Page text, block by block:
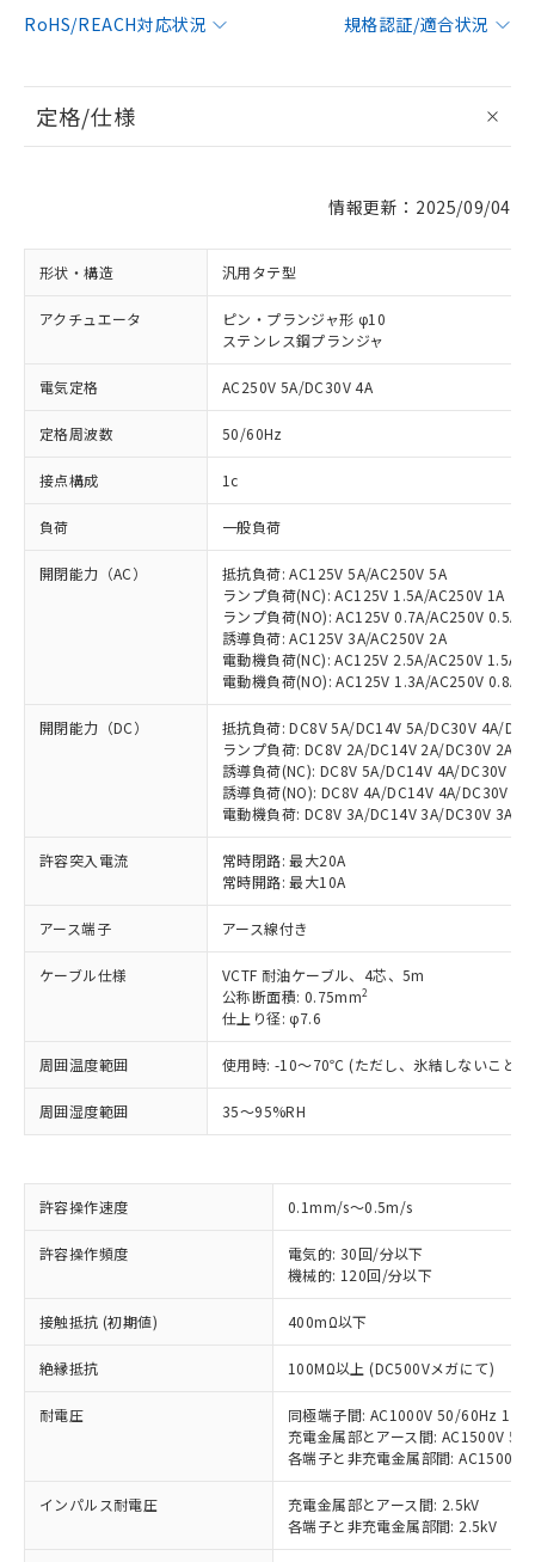
RoHS/REACH対応状況
規格認証/適合状況
定格/仕様
情報更新：2025/09/04
形状・構造 汎用タテ型
アクチュエータ
ピン・プランジャ形 φ10
ステンレス鋼プランジャ
電気定格 AC250V 5A/DC30V 4A
定格周波数 50/60Hz
接点構成 1c
負荷 一般負荷
開閉能力（AC）
抵抗負荷: AC125V 5A/AC250V 5A
ランプ負荷(NC): AC125V 1.5A/AC250V 1A
ランプ負荷(NO): AC125V 0.7A/AC250V 0.5A
誘導負荷: AC125V 3A/AC250V 2A
電動機負荷(NC): AC125V 2.5A/AC250V 1.5A
電動機負荷(NO): AC125V 1.3A/AC250V 0.8A
開閉能力（DC）
抵抗負荷: DC8V 5A/DC14V 5A/DC30V 4A/
ランプ負荷: DC8V 2A/DC14V 2A/DC30V 2A/
誘導負荷(NC): DC8V 5A/DC14V 4A/DC30V
誘導負荷(NO): DC8V 4A/DC14V 4A/DC30V
電動機負荷: DC8V 3A/DC14V 3A/DC30V 3A/
許容突入電流
常時閉路: 最大20A
常時開路: 最大10A
アース端子 アース線付き
ケーブル仕様
VCTF 耐油ケーブル、4芯、5m
公称断面積: 0.75mm2
仕上り径: φ7.6
周囲温度範囲 使用時: -10～70℃ (ただし、氷結しないこと）
周囲湿度範囲 35～95%RH
許容操作速度 0.1mm/s～0.5m/s
許容操作頻度
電気的: 30回/分以下
機械的: 120回/分以下
接触抵抗 (初期値) 400mΩ以下
絶縁抵抗 100MΩ以上 (DC500Vメガにて)
耐電圧
同極端子間: AC1000V 50/60Hz
充電金属部とアース間: AC1500V
各端子と非充電金属部間: AC1500V
インパルス耐電圧
充電金属部とアース間: 2.5kV
各端子と非充電金属部間: 2.5kV
ご利用条件
以下の条件をお読みいただき、同意のうえ
ご利用ください。
本サービスは、当社制御機器事業取扱
商品の当社在庫状況および標準価格
(税抜)を提供させていただくもので
当社制御機器事業取扱商品の中には、
本サービスの対象外となる商品もある
ことをご了承ください。
※1 対応状況
す。
対応予定：EU RoHS指令（10物質）の非含
有に対応した製品に切り替える予定のある
商品です。
対応予定なし：EU RoHS指令（10物質）の
非含有に非対応の商品で、対応品を出す予
調査・確認中：EU RoHS指令（10物質）の
非含有の対応状況を調査中または確認中の
非該当品：ライセンス料など無形物で、有
害物質有無と関係のない商品です。
仕入先様の事情により、非含有部品として
いたものが、含有品と判明した場合などや
むを得ず変更することがあります。
※1 中国RoHS○×表
「○」：最大均質材料含有率が中国RoHSの
基準値以下であることを示します。
基準値を超えていることを示します。
「－」：未確認です。当社販売部門へお問
当社は、これら貴社製品のうち、外国
為替および外国貿易法に定める商品